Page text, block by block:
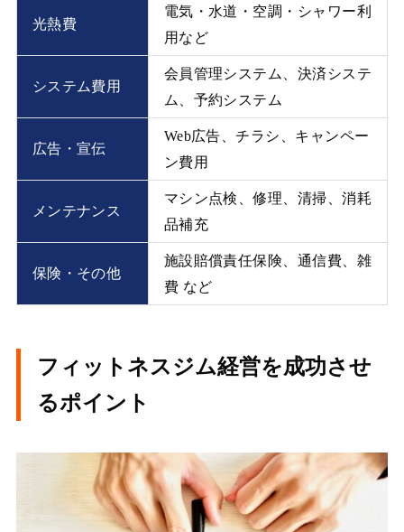
光熱費
電気・水道・空調・シャワー利
用など
システム費用
会員管理システム、決済システ
ム、予約システム
広告・宣伝
Web広告、チラシ、キャンペー
ン費用
メンテナンス
マシン点検、修理、清掃、消耗
品補充
保険・その他
施設賠償責任保険、通信費、雑
費 など
フィットネスジム経営を成功させ
るポイント